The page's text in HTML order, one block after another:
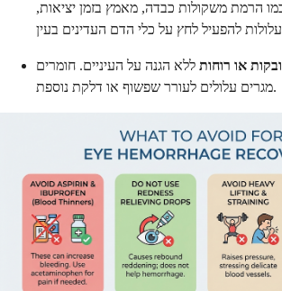
הרמת משקולות כבדה, מאמץ בזמן יציאות,
או רוחות ללא הגנה על העיניים. חומרים
מגרים עלולים לעורר שפשוף או דלקת נוספת.